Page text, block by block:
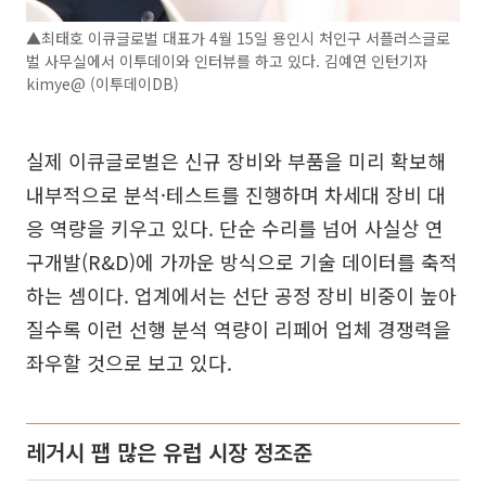
▲최태호 이큐글로벌 대표가 4월 15일 용인시 처인구 서플러스글로
벌 사무실에서 이투데이와 인터뷰를 하고 있다. 김예연 인턴기자
kimye@ (이투데이DB)
실제 이큐글로벌은 신규 장비와 부품을 미리 확보해
내부적으로 분석·테스트를 진행하며 차세대 장비 대
응 역량을 키우고 있다. 단순 수리를 넘어 사실상 연
구개발(R&D)에 가까운 방식으로 기술 데이터를 축적
하는 셈이다. 업계에서는 선단 공정 장비 비중이 높아
질수록 이런 선행 분석 역량이 리페어 업체 경쟁력을
좌우할 것으로 보고 있다.
레거시 팹 많은 유럽 시장 정조준